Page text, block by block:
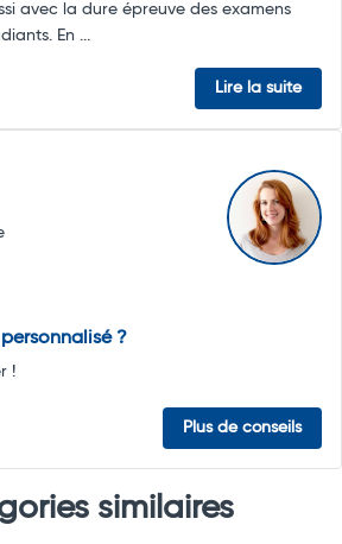
avec la dure épreuve des examens
En ...
Lire la suite
?
!
Plus de conseils
similaires